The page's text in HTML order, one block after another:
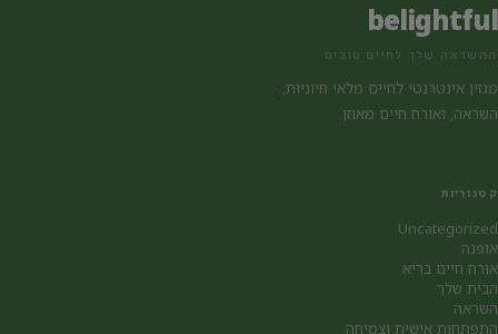
belightful
ההשראה שלך לחיים טובים
מגזין אינטרנטי לחיים מלאי חיוניות,
השראה, ואורח חיים מאוזן.
קטגוריות
Uncategorized
אופנה
אורח חיים בריא
הבית שלך
השראה
התפתחות אישית וצמיחה